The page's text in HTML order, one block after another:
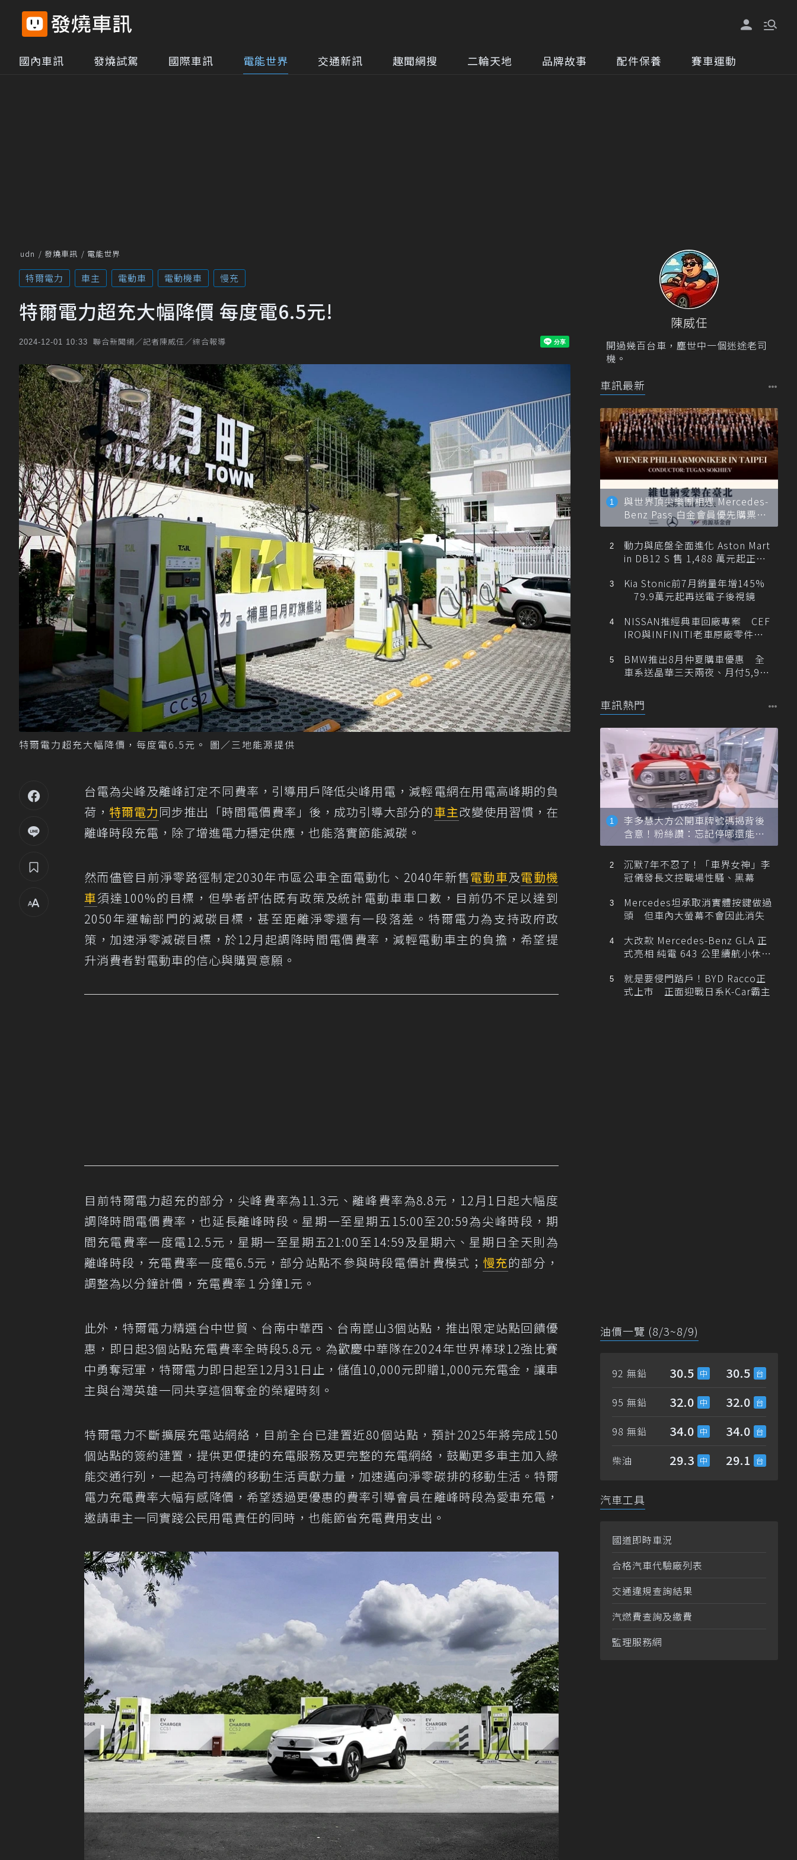
國內車訊 發燒試駕 國際車訊 電能世界 交通新訊 趣聞網搜 二輪天地 品牌故事 配件保養 賽車運動
udn 發燒車訊 電能世界
特爾電力 車主 電動車 電動機車 慢充
特爾電力超充大幅降價 每度電6.5元!
2024-12-01 10:33 聯合新聞網／記者陳威任／綜合報導
特爾電力超充大幅降價，每度電6.5元。 圖／三地能源提供
台電為尖峰及離峰訂定不同費率，引導用戶降低尖峰用電，減輕電網在用電高峰期的負
荷， 特爾電力同步推出「時間電價費率」後，成功引導大部分的車主改變使用習慣，在
離峰時段充電，除了增進電力穩定供應，也能落實節能減碳。
然而儘管目前淨零路徑制定2030年市區公車全面電動化、2040年新售電動車及電動機
車須達100%的目標，但學者評估既有政策及統計電動車車口數，目前仍不足以達到
2050年運輸部門的減碳目標，甚至距離淨零還有一段落差。特爾電力為支持政府政
策，加速淨零減碳目標，於12月起調降時間電價費率，減輕電動車主的負擔，希望提
升消費者對電動車的信心與購買意願。
目前特爾電力超充的部分，尖峰費率為11.3元、離峰費率為8.8元，12月1日起大幅度
調降時間電價費率，也延長離峰時段。星期一至星期五15:00至20:59為尖峰時段，期
間充電費率一度電12.5元，星期一至星期五21:00至14:59及星期六、星期日全天則為
離峰時段，充電費率一度電6.5元，部分站點不參與時段電價計費模式； 慢充的部分，
調整為以分鐘計價，充電費率１分鐘1元。
此外，特爾電力精選台中世貿、台南中華西、台南崑山3個站點，推出限定站點回饋優
惠，即日起3個站點充電費率全時段5.8元。為歡慶中華隊在2024年世界棒球12強比賽
中勇奪冠軍，特爾電力即日起至12月31日止，儲值10,000元即贈1,000元充電金，讓車
主與台灣英雄一同共享這個奪金的榮耀時刻。
特爾電力不斷擴展充電站網絡，目前全台已建置近80個站點，預計2025年將完成150
個站點的簽約建置，提供更便捷的充電服務及更完整的充電網絡，鼓勵更多車主加入綠
能交通行列，一起為可持續的移動生活貢獻力量，加速邁向淨零碳排的移動生活。特爾
電力充電費率大幅有感降價，希望透過更優惠的費率引導會員在離峰時段為愛車充電，
邀請車主一同實踐公民用電責任的同時，也能節省充電費用支出。
陳威任
開過幾百台車，塵世中一個迷途老司
機。
車訊最新
與世界頂尖樂團相遇 Mercedes-
Benz Pass 白金會員優先購票維
也納愛樂
動力與底盤全面進化 Aston Mart
in DB12 S 售 1,488 萬元起正式
Kia Stonic前7月銷量年增145%
79.9萬元起再送電子後視鏡
NISSAN推經典車回廠專案 CEF
IRO與INFINITI老車原廠零件最
BMW推出8月仲夏購車優惠 全
車系送晶華三天兩夜、月付5,900
車訊熱門
李多慧大方公開車牌號碼揭背後
含意！粉絲讚：忘記停哪還能幫
忙找車
沉默7年不忍了！「車界女神」李
冠儀發長文控職場性騷、黑幕
Mercedes坦承取消實體按鍵做過
頭 但車內大螢幕不會因此消失
大改款 Mercedes-Benz GLA 正
式亮相 純電 643 公里續航小休
就是要侵門踏戶！BYD Racco正
式上市 正面迎戰日系K-Car霸主
油價一覽 (8/3~8/9)
92 無鉛 30.5 30.5
95 無鉛 32.0 32.0
98 無鉛 34.0 34.0
柴油 29.3 29.1
汽車工具
國道即時車況
合格汽車代驗廠列表
交通違規查詢結果
汽燃費查詢及繳費
監理服務網